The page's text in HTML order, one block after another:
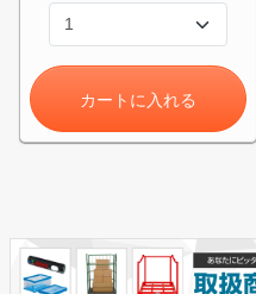
カートに入れる